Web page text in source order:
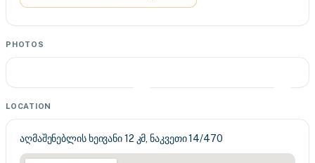
PHOTOS
LOCATION
აღმაშენებლის ხეივანი 12 კმ, ნაკვეთი 14/470